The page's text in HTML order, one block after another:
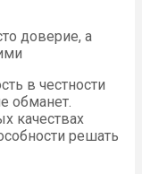
доверие, а
в честности
обманет.
качествах
решать